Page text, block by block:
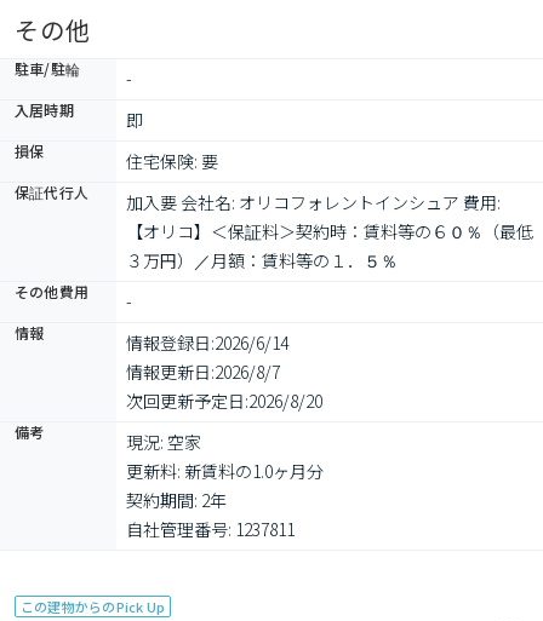
その他
駐車/駐輪 -
入居時期 即
損保 住宅保険: 要
保証代行人
加入要 会社名: オリコフォレントインシュア 費用:
【オリコ】＜保証料＞契約時：賃料等の６０％（最低
３万円）／月額：賃料等の１．５％
その他費用 -
情報 情報登録日:2026/6/14
情報更新日:2026/8/7
次回更新予定日:2026/8/20
備考
現況: 空家
更新料: 新賃料の1.0ヶ月分
契約期間: 2年
自社管理番号: 1237811
この建物からのPick Up